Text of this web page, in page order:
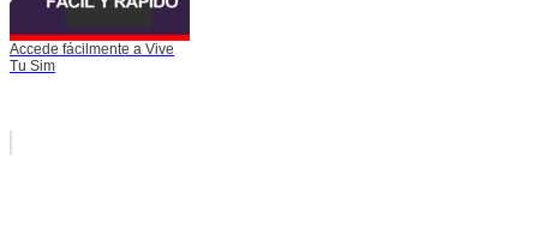
Accede fácilmente a Vive
Tu Sim